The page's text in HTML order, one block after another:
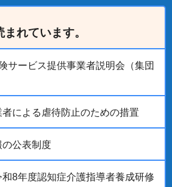
れています。
サービス提供事業者説明会（集団
による虐待防止のための措置
公表制度
和8年度認知症介護指導者養成研修